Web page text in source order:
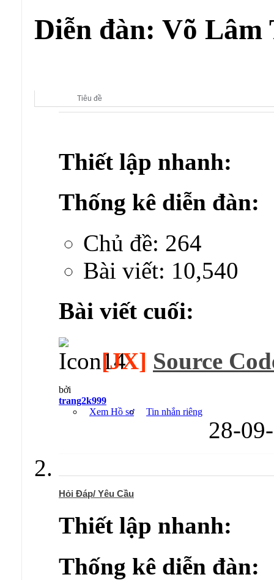
Diễn đàn: Võ Lâm
Tiêu đề
Thiết lập nhanh:
Thống kê diễn đàn:
Chủ đề: 264
Bài viết: 10,540
Bài viết cuối:
[JX] Source
bởi
trang2k999
Xem Hồ sơ
Tin nhắn riêng
28-
Hỏi Đáp/ Yêu Cầu
Thiết lập nhanh:
Thống kê diễn đàn: